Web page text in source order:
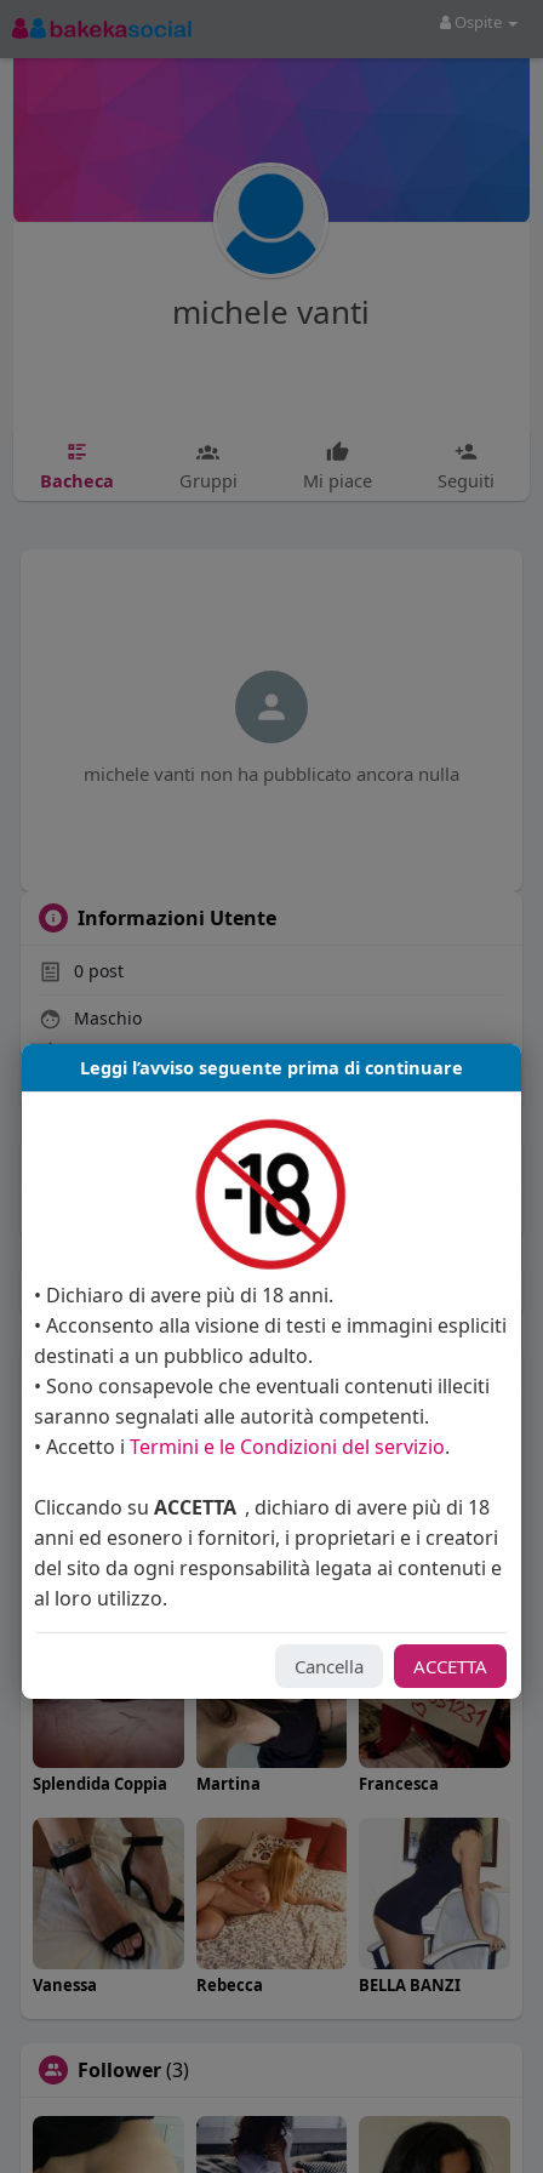
Ospite
michele vanti
Bacheca Gruppi Mi piace Seguiti
michele vanti non ha pubblicato ancora nulla
Informazioni Utente
0post
Maschio
Vive in Italia
uomini
Album (0)
Seguiti(36)
Angelica Cattaneo callmevittoria Elisa Esposito
Splendida Coppia Martina Francesca
Vanessa Rebecca BELLA BANZI
Follower(3)
Leggi l’avviso seguente prima di continuare
• Dichiaro di avere più di 18 anni.
• Acconsento alla visione di testi e immagini espliciti
destinati a un pubblico adulto.
• Sono consapevole che eventuali contenuti illeciti
saranno segnalati alle autorità competenti.
• Accetto i Termini e le Condizioni del servizio.
Cliccando su ACCETTA , dichiaro di avere più di 18
anni ed esonero i fornitori, i proprietari e i creatori
del sito da ogni responsabilità legata ai contenuti e
al loro utilizzo.
Cancella ACCETTA